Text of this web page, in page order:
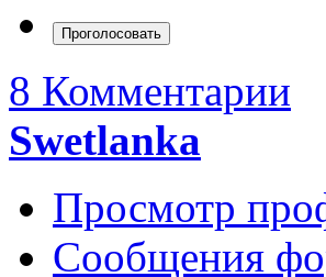
8 Комментарии
Swetlanka
Просмотр
Сообщения